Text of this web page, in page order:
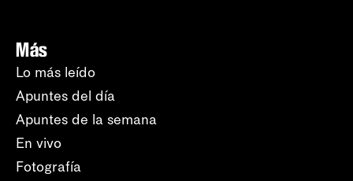
Más
Lo más leído
Apuntes del día
Apuntes de la semana
En vivo
Fotografía